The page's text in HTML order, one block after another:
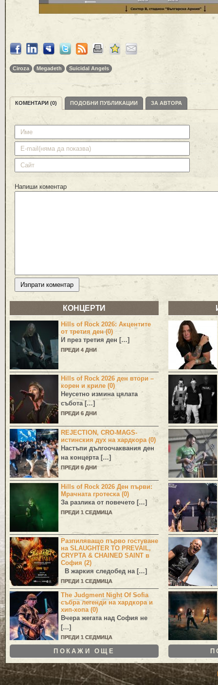
Ciroza Megadeth Suicidal Angels
КОМЕНТАРИ (0) ПОДОБНИ ПУБЛИКАЦИИ ЗА АВТОРА
Напиши коментар
КОНЦЕРТИ
Hills of Rock 2026: Акцентите
от третия ден (0)
И през третия ден […]
ПРЕДИ 4 ДНИ
Hills of Rock 2026 ден втори –
корен и криле (0)
Неусетно измина цялата
събота […]
ПРЕДИ 6 ДНИ
REJECTION, CRO-MAGS-
истинския дух на хардкора (0)
Настъпи дългоочаквания ден
на концерта […]
ПРЕДИ 6 ДНИ
Hills of Rock 2026 Ден първи:
Мрачната гротеска (0)
За разлика от повечето […]
ПРЕДИ 1 СЕДМИЦА
Разпиляващо първо гостуване
на SLAUGHTER TO PREVAIL,
CRYPTA & CHAINED SAINT в
София (2)
В жаркия следобед на […]
ПРЕДИ 1 СЕДМИЦА
The Judgment Night Of Sofia
събра легенди на хардкора и
хип-хопа (0)
Вчера жегата над София не
[…]
ПРЕДИ 1 СЕДМИЦА
ПОКАЖИ ОЩЕ